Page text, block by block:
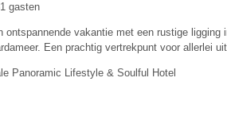
gasten
ontspannende vakantie met een rustige
Een prachtig vertrekpunt voor allerlei
Panoramic Lifestyle & Soulful Hotel